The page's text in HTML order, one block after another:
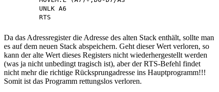
Da das Adressregister die Adresse des alten Stack enthält, sollte man
es auf dem neuen Stack abspeichern. Geht dieser Wert verloren, so
kann der alte Wert dieses Registers nicht wiederhergestellt werden
(was ja nicht unbedingt tragisch ist), aber der RTS-Befehl findet
nicht mehr die richtige Rücksprungadresse ins Hauptprogramm!!!
Somit ist das Programm rettungslos verloren.